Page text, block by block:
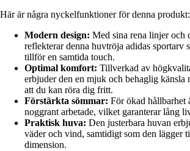
Här är några nyckelfunktioner för denna produkt:
Modern design: Med sina rena linjer och
reflekterar denna huvtröja adidas sportarv
tillför en samtida touch.
Optimal komfort: Tillverkad av
erbjuder den en mjuk och behaglig känsla
att du kan röra dig fritt.
Förstärkta sömmar: För ökad hållbarhet
noggrant arbetade, vilket garanterar lång
Praktisk huva: Den justerbara huvan
väder och vind, samtidigt som den lägger
dimension.